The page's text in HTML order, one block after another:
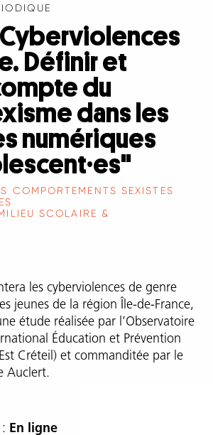
Définir et
du
dans les
numériques
COMPORTEMENTS SEXISTES
SCOLAIRE &
les cyberviolences de genre
jeunes de la région Île-de-France,
étude réalisée par l’Observatoire
Éducation et Prévention
Créteil) et commanditée par le
Auclert.
En ligne